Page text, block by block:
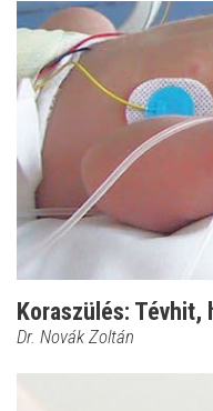
Koraszülés: Tévhit,
Dr. Novák Zoltán